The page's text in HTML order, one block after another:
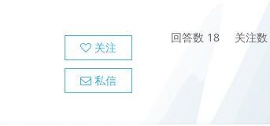
回答数 18 关注数
关注
私信